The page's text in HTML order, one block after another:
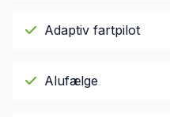
Adaptiv fartpilot
Alufælge